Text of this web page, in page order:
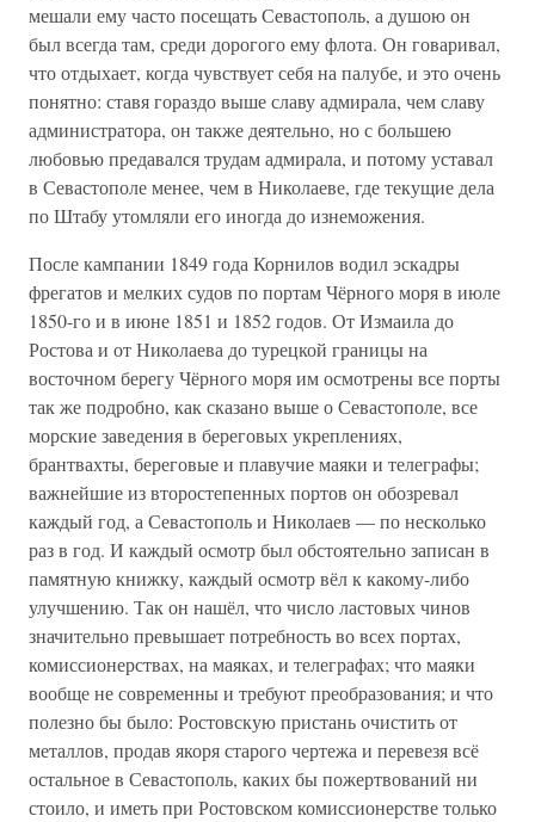
мешали ему часто посещать Севастополь, а душою он
был всегда там, среди дорогого ему флота. Он говаривал,
что отдыхает, когда чувствует себя на палубе, и это очень
понятно: ставя гораздо выше славу адмирала, чем славу
администратора, он также деятельно, но с большею
любовью предавался трудам адмирала, и потому уставал
в Севастополе менее, чем в Николаеве, где текущие дела
по Штабу утомляли его иногда до изнеможения.
После кампании 1849 года Корнилов водил эскадры
фрегатов и мелких судов по портам Чёрного моря в июле
1850-го и в июне 1851 и 1852 годов. От Измаила до
Ростова и от Николаева до турецкой границы на
восточном берегу Чёрного моря им осмотрены все порты
так же подробно, как сказано выше о Севастополе, все
морские заведения в береговых укреплениях,
брантвахты, береговые и плавучие маяки и телеграфы;
важнейшие из второстепенных портов он обозревал
каждый год, а Севастополь и Николаев — по несколько
раз в год. И каждый осмотр был обстоятельно записан в
памятную книжку, каждый осмотр вёл к какому-либо
улучшению. Так он нашёл, что число ластовых чинов
значительно превышает потребность во всех портах,
комиссионерствах, на маяках, и телеграфах; что маяки
вообще не современны и требуют преобразования; и что
полезно бы было: Ростовскую пристань очистить от
металлов, продав якоря старого чертежа и перевезя всё
остальное в Севастополь, каких бы пожертвований ни
стоило, и иметь при Ростовском комиссионерстве только